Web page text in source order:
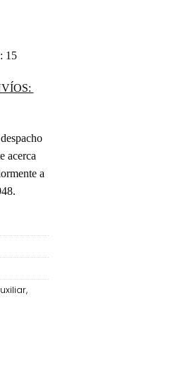
15
acerca
a
,